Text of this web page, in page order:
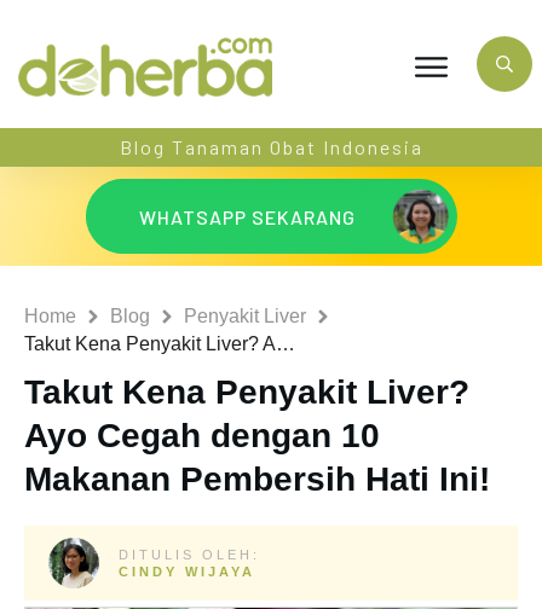
Blog Tanaman Obat Indonesia
WHATSAPP SEKARANG
Home Blog
Penyakit Liver
Takut Kena Penyakit Liver? Ayo Cegah dengan 10 Makanan Pembersih Hati Ini!
Takut Kena Penyakit Liver?
Ayo Cegah dengan 10
Makanan Pembersih Hati Ini!
DITULIS OLEH:
CINDY WIJAYA